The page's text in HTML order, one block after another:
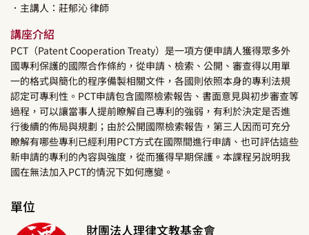
．主講人： 莊郁沁律師
講座介紹
PCT（Patent Cooperation Treaty）是一項方便申請人獲得眾多外
國專利保護的國際合作條約，從申請、檢索、公開、審查得以用單
一的格式與簡化的程序備製相關文件，各國則依照本身的專利法規
認定可專利性。PCT申請包含國際檢索報告、書面意見與初步審查等
過程，可以讓當事人提前瞭解自己專利的強弱，有利於決定是否進
行後續的佈局與規劃；由於公開國際檢索報告，第三人因而可充分
瞭解有哪些專利已經利用PCT方式在國際間進行申請、也可評估這些
新申請的專利的內容與強度，從而獲得早期保護。本課程另說明我
國在無法加入PCT的情況下如何應變。
單位
財團法人理律文教基金會